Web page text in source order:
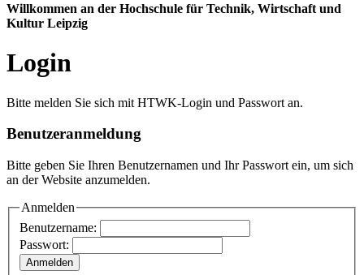
Willkommen an der Hochschule für Technik, Wirtschaft und
Kultur Leipzig
Login
Bitte melden Sie sich mit HTWK-Login und Passwort an.
Benutzeranmeldung
Bitte geben Sie Ihren Benutzernamen und Ihr Passwort ein, um sich
an der Website anzumelden.
Anmelden
Benutzername:
Passwort: